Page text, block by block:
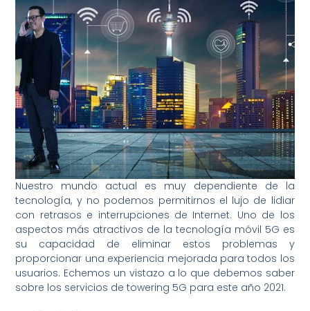
Nuestro mundo actual es muy dependiente de la
tecnología, y no podemos permitirnos el lujo de lidiar
con retrasos e interrupciones de Internet. Uno de los
aspectos más atractivos de la tecnología móvil 5G es
su capacidad de eliminar estos problemas y
proporcionar una experiencia mejorada para todos los
usuarios. Echemos un vistazo a lo que debemos saber
sobre los servicios de towering 5G para este año 2021.